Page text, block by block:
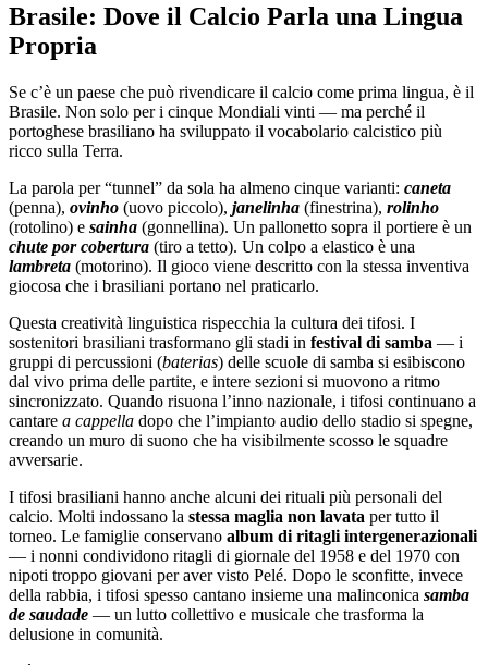
Brasile: Dove il Calcio Parla una Lingua
Propria
Se c’è un paese che può rivendicare il calcio come prima lingua, è il
Brasile. Non solo per i cinque Mondiali vinti — ma perché il
portoghese brasiliano ha sviluppato il vocabolario calcistico più
ricco sulla Terra.
La parola per “tunnel” da sola ha almeno cinque varianti: caneta
(penna), ovinho (uovo piccolo), janelinha (finestrina), rolinho
(rotolino) e sainha (gonnellina). Un pallonetto sopra il portiere è un
chute por cobertura (tiro a tetto). Un colpo a elastico è una
lambreta (motorino). Il gioco viene descritto con la stessa inventiva
giocosa che i brasiliani portano nel praticarlo.
Questa creatività linguistica rispecchia la cultura dei tifosi. I
sostenitori brasiliani trasformano gli stadi in festival di samba — i
gruppi di percussioni (baterias) delle scuole di samba si esibiscono
dal vivo prima delle partite, e intere sezioni si muovono a ritmo
sincronizzato. Quando risuona l’inno nazionale, i tifosi continuano a
cantare a cappella dopo che l’impianto audio dello stadio si spegne,
creando un muro di suono che ha visibilmente scosso le squadre
avversarie.
I tifosi brasiliani hanno anche alcuni dei rituali più personali del
calcio. Molti indossano la stessa maglia non lavata per tutto il
torneo. Le famiglie conservano album di ritagli intergenerazionali
— i nonni condividono ritagli di giornale del 1958 e del 1970 con
nipoti troppo giovani per aver visto Pelé. Dopo le sconfitte, invece
della rabbia, i tifosi spesso cantano insieme una malinconica samba
de saudade — un lutto collettivo e musicale che trasforma la
delusione in comunità.